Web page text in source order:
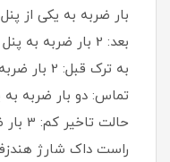
بار ضربه به یکی از
بعد: 2 بار
به ترک
تماس: دو بار ضربه